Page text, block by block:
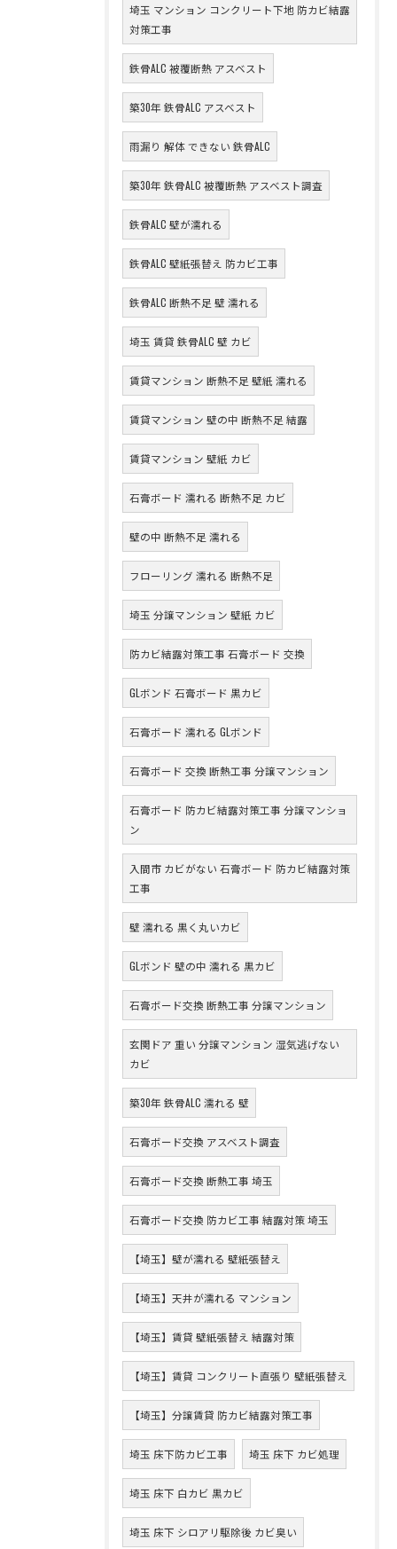
埼玉 マンション コンクリート下地 防カビ結露
対策工事
鉄骨ALC 被覆断熱 アスベスト
築30年 鉄骨ALC アスベスト
雨漏り 解体 できない 鉄骨ALC
築30年 鉄骨ALC 被覆断熱 アスベスト調査
鉄骨ALC 壁が濡れる
鉄骨ALC 壁紙張替え 防カビ工事
鉄骨ALC 断熱不足 壁 濡れる
埼玉 賃貸 鉄骨ALC 壁 カビ
賃貸マンション 断熱不足 壁紙 濡れる
賃貸マンション 壁の中 断熱不足 結露
賃貸マンション 壁紙 カビ
石膏ボード 濡れる 断熱不足 カビ
壁の中 断熱不足 濡れる
フローリング 濡れる 断熱不足
埼玉 分譲マンション 壁紙 カビ
防カビ結露対策工事 石膏ボード 交換
GLボンド 石膏ボード 黒カビ
石膏ボード 濡れる GLボンド
石膏ボード 交換 断熱工事 分譲マンション
石膏ボード 防カビ結露対策工事 分譲マンショ
ン
入間市 カビがない 石膏ボード 防カビ結露対策
工事
壁 濡れる 黒く丸いカビ
GLボンド 壁の中 濡れる 黒カビ
石膏ボード交換 断熱工事 分譲マンション
玄関ドア 重い 分譲マンション 湿気逃げない
カビ
築30年 鉄骨ALC 濡れる 壁
石膏ボード交換 アスベスト調査
石膏ボード交換 断熱工事 埼玉
石膏ボード交換 防カビ工事 結露対策 埼玉
【埼玉】壁が濡れる 壁紙張替え
【埼玉】天井が濡れる マンション
【埼玉】賃貸 壁紙張替え 結露対策
【埼玉】賃貸 コンクリート直張り 壁紙張替え
【埼玉】分譲賃貸 防カビ結露対策工事
埼玉 床下防カビ工事 埼玉 床下 カビ処理
埼玉 床下 白カビ 黒カビ
埼玉 床下 シロアリ駆除後 カビ臭い